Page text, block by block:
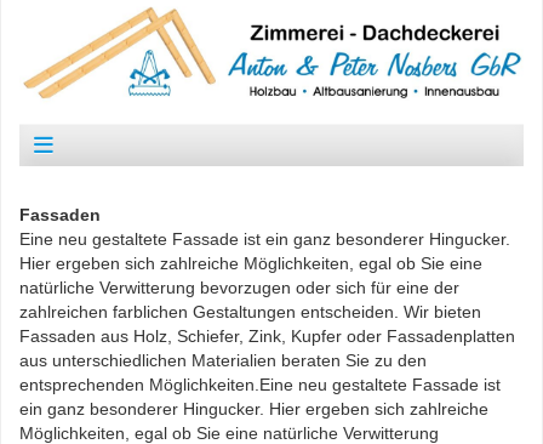
Fassaden
Eine neu gestaltete Fassade ist ein ganz besonderer Hingucker.
Hier ergeben sich zahlreiche Möglichkeiten, egal ob Sie eine
natürliche Verwitterung bevorzugen oder sich für eine der
zahlreichen farblichen Gestaltungen entscheiden. Wir bieten
Fassaden aus Holz, Schiefer, Zink, Kupfer oder Fassadenplatten
aus unterschiedlichen Materialien beraten Sie zu den
entsprechenden Möglichkeiten.Eine neu gestaltete Fassade ist
ein ganz besonderer Hingucker. Hier ergeben sich zahlreiche
Möglichkeiten, egal ob Sie eine natürliche Verwitterung